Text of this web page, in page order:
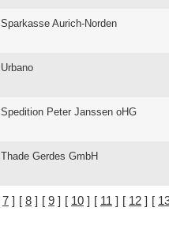
Sparkasse Aurich-Norden
Urbano
Spedition Peter Janssen oHG
Thade Gerdes GmbH
7 ] [ 8 ] [ 9 ] [ 10 ] [ 11 ] [ 12 ] [